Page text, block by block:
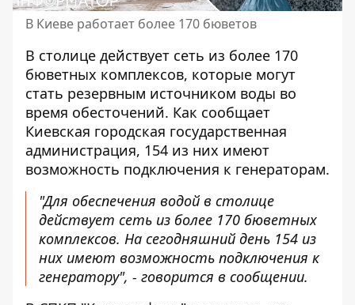
В Киеве работает более 170 бюветов
В столице действует сеть из более 170
бюветных комплексов, которые могут
стать резервным источником воды во
время обесточений. Как сообщает
Киевская городская государственная
администрация, 154 из них имеют
возможность подключения к генераторам.
"Для обеспечения водой в столице
действует сеть из более 170 бюветных
комплексов. На сегодняшний день 154 из
них имеют возможность подключения к
генератору", - говорится в сообщении.